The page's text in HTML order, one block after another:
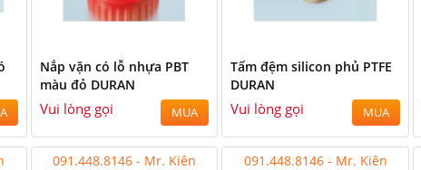
Nắp vặn có lỗ nhựa PBT
màu đỏ DURAN
Vui lòng gọi MUA
Tấm đệm silicon phủ PTFE
DURAN
Vui lòng gọi MUA
091.448.8146 - Mr. Kiên 091.448.8146 - Mr. Kiên